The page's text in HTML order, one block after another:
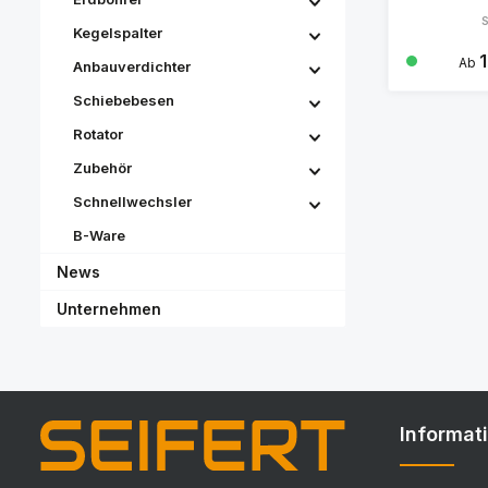
Kegelspalter
Anbauverdichter
Schiebebesen
Rotator
Zubehör
Schnellwechsler
B-Ware
News
Unternehmen
Ab